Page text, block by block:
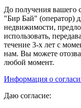
До получения
"Бир Бай" (оператор)
недвижимости,
использовать,
течение 3-х лет с
нам. Вы можете
любой момент.
Информация о
Даю согласие: